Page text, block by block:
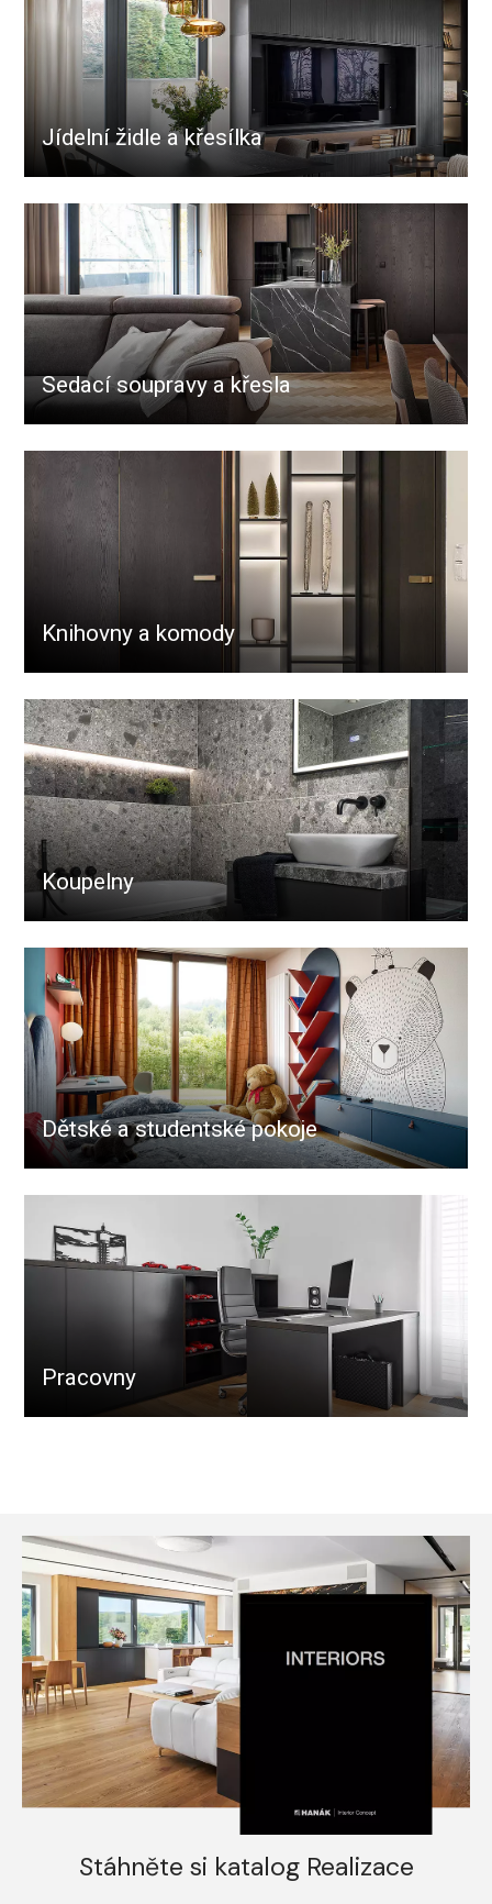
Jídelní židle a křesílka
Sedací soupravy a křesla
Knihovny a komody
Koupelny
Dětské a studentské pokoje
Pracovny
Stáhněte si katalog Realizace